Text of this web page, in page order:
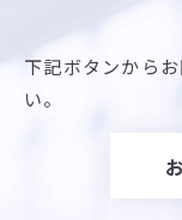
下記ボタンから
い。